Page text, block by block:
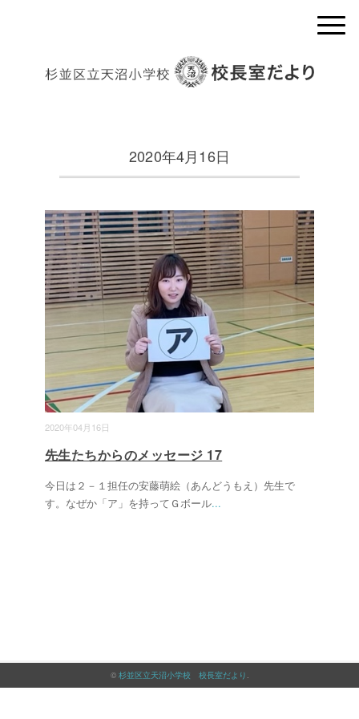
2020年4月16日
2020年04月16日
先生たちからのメッセージ 17
今日は２－１担任の安藤萌絵（あんどうもえ）先生で
す。なぜか「ア」を持ってＧボール...
© 杉並区立天沼小学校 校長室だより .